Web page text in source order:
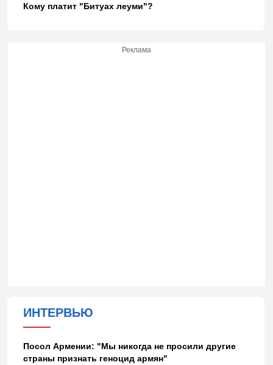
Кому платит "Битуах леуми"?
Реклама
ИНТЕРВЬЮ
Посол Армении: "Мы никогда не просили другие
страны признать геноцид армян"